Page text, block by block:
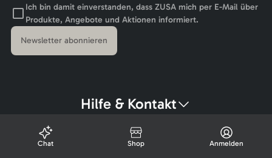
Ich bin damit einverstanden, dass ZUSA mich per E-Mail über
Produkte, Angebote und Aktionen informiert.
Newsletter abonnieren
Hilfe & Kontakt
Chat Shop Anmelden